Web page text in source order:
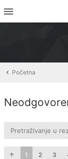
Početna
1 2 3